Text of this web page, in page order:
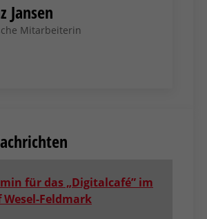
Jansen
Mitarbeiterin
für das „Digitalcafé” im
Wesel-Feldmark